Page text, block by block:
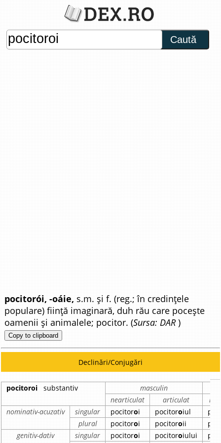
Caută
pocitorói, -oáie, s.m. și f. (reg.; în credințele
populare) ființă imaginară, duh rău care pocește
oamenii și animalele; pocitor. (Sursa: DAR)
Copy to clipboard
Declinări/Conjugări
pocitoroi substantiv
masculin
nearticulat
articulat
nominativ-acuzativ
singular pocitoroi pocitoroiul
plural
pocitoroi pocitoroii
genitiv-dativ
singular pocitoroi pocitoroiului